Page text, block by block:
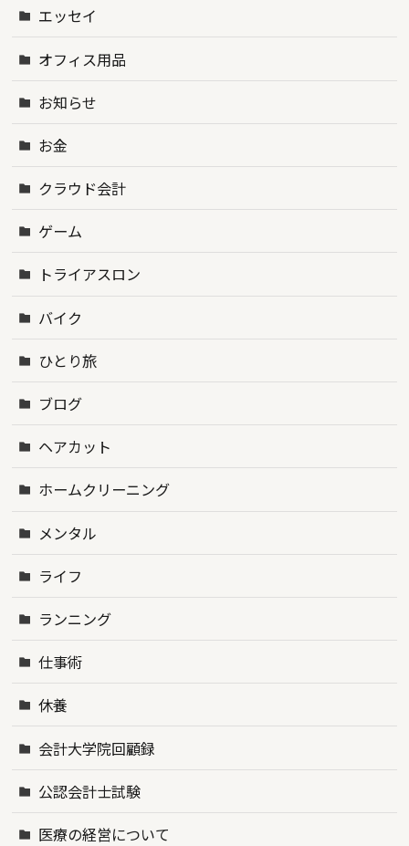
エッセイ
オフィス用品
お知らせ
お金
クラウド会計
ゲーム
トライアスロン
バイク
ひとり旅
ブログ
ヘアカット
ホームクリーニング
メンタル
ライフ
ランニング
仕事術
休養
会計大学院回顧録
公認会計士試験
医療の経営について